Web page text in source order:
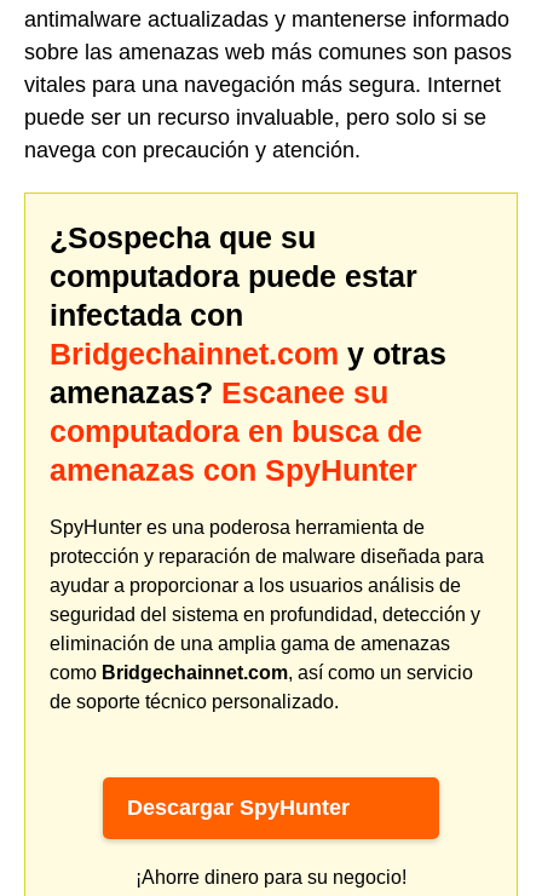
antimalware actualizadas y mantenerse informado
sobre las amenazas web más comunes son pasos
vitales para una navegación más segura. Internet
puede ser un recurso invaluable, pero solo si se
navega con precaución y atención.
¿Sospecha que su
computadora puede estar
infectada con
Bridgechainnet.com y otras
amenazas? Escanee su
computadora en busca de
amenazas con SpyHunter
SpyHunter es una poderosa herramienta de
protección y reparación de malware diseñada para
ayudar a proporcionar a los usuarios análisis de
seguridad del sistema en profundidad, detección y
eliminación de una amplia gama de amenazas
como Bridgechainnet.com, así como un servicio
de soporte técnico personalizado.
Descargar SpyHunter
¡Ahorre dinero para su negocio!